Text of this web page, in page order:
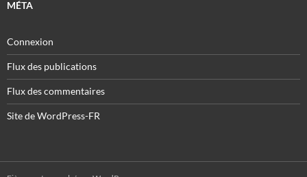
MÉTA
Connexion
Flux des publications
Flux des commentaires
Site de WordPress-FR